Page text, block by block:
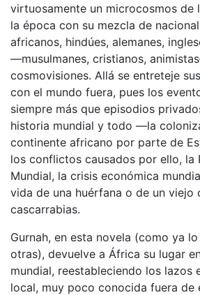
virtuosamente un microcosmos de
la época con su mezcla de
africanos, hindúes, alemanes,
—musulmanes, cristianos,
cosmovisiones. Allá se entreteje
con el mundo fuera, pues los
siempre más que episodios
historia mundial y todo —la
continente africano por parte de
los conflictos causados por ello, la
Mundial, la crisis económica
vida de una huérfana o de un viejo
cascarrabias.
Gurnah, en esta novela (como ya
otras), devuelve a África su lugar
mundial, reestableciendo los lazos
local, muy poco conocida fuera de